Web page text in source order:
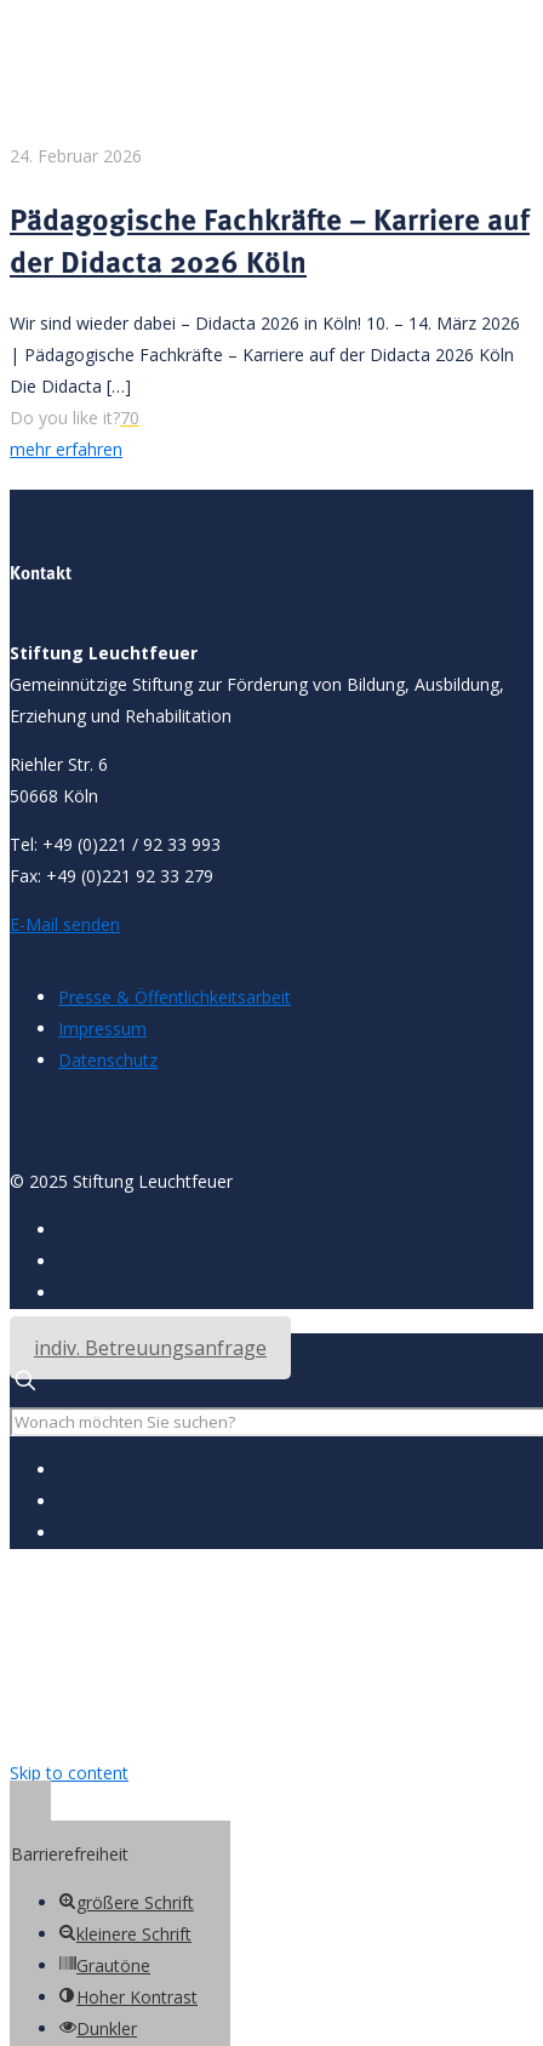
24. Februar 2026
Pädagogische Fachkräfte – Karriere auf
der Didacta 2026 Köln
Wir sind wieder dabei – Didacta 2026 in Köln! 10. – 14. März 2026
| Pädagogische Fachkräfte – Karriere auf der Didacta 2026 Köln
Die Didacta […]
Do you like it?70
mehr erfahren
Kontakt
Stiftung Leuchtfeuer
Gemeinnützige Stiftung zur Förderung von Bildung, Ausbildung,
Erziehung und Rehabilitation
Riehler Str. 6
50668 Köln
Tel: +49 (0)221 / 92 33 993
Fax: +49 (0)221 92 33 279
E-Mail senden
Presse & Öffentlichkeitsarbeit
Impressum
Datenschutz
© 2025 Stiftung Leuchtfeuer
indiv. Betreuungsanfrage
Skip to content
Barrierefreiheit
größere Schrift
kleinere Schrift
Grautöne
Hoher Kontrast
Dunkler